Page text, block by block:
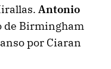
Antonio
de Birmingham
por Ciaran